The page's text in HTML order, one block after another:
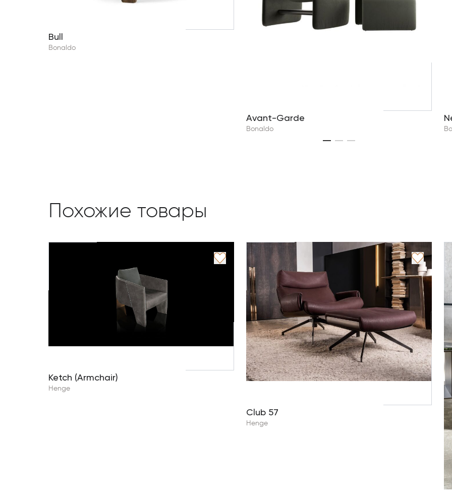
Bull
Bonaldo
Avant-Garde
Bonaldo
Похожие товары
Ketch (Armchair)
Henge
Club 57
Henge